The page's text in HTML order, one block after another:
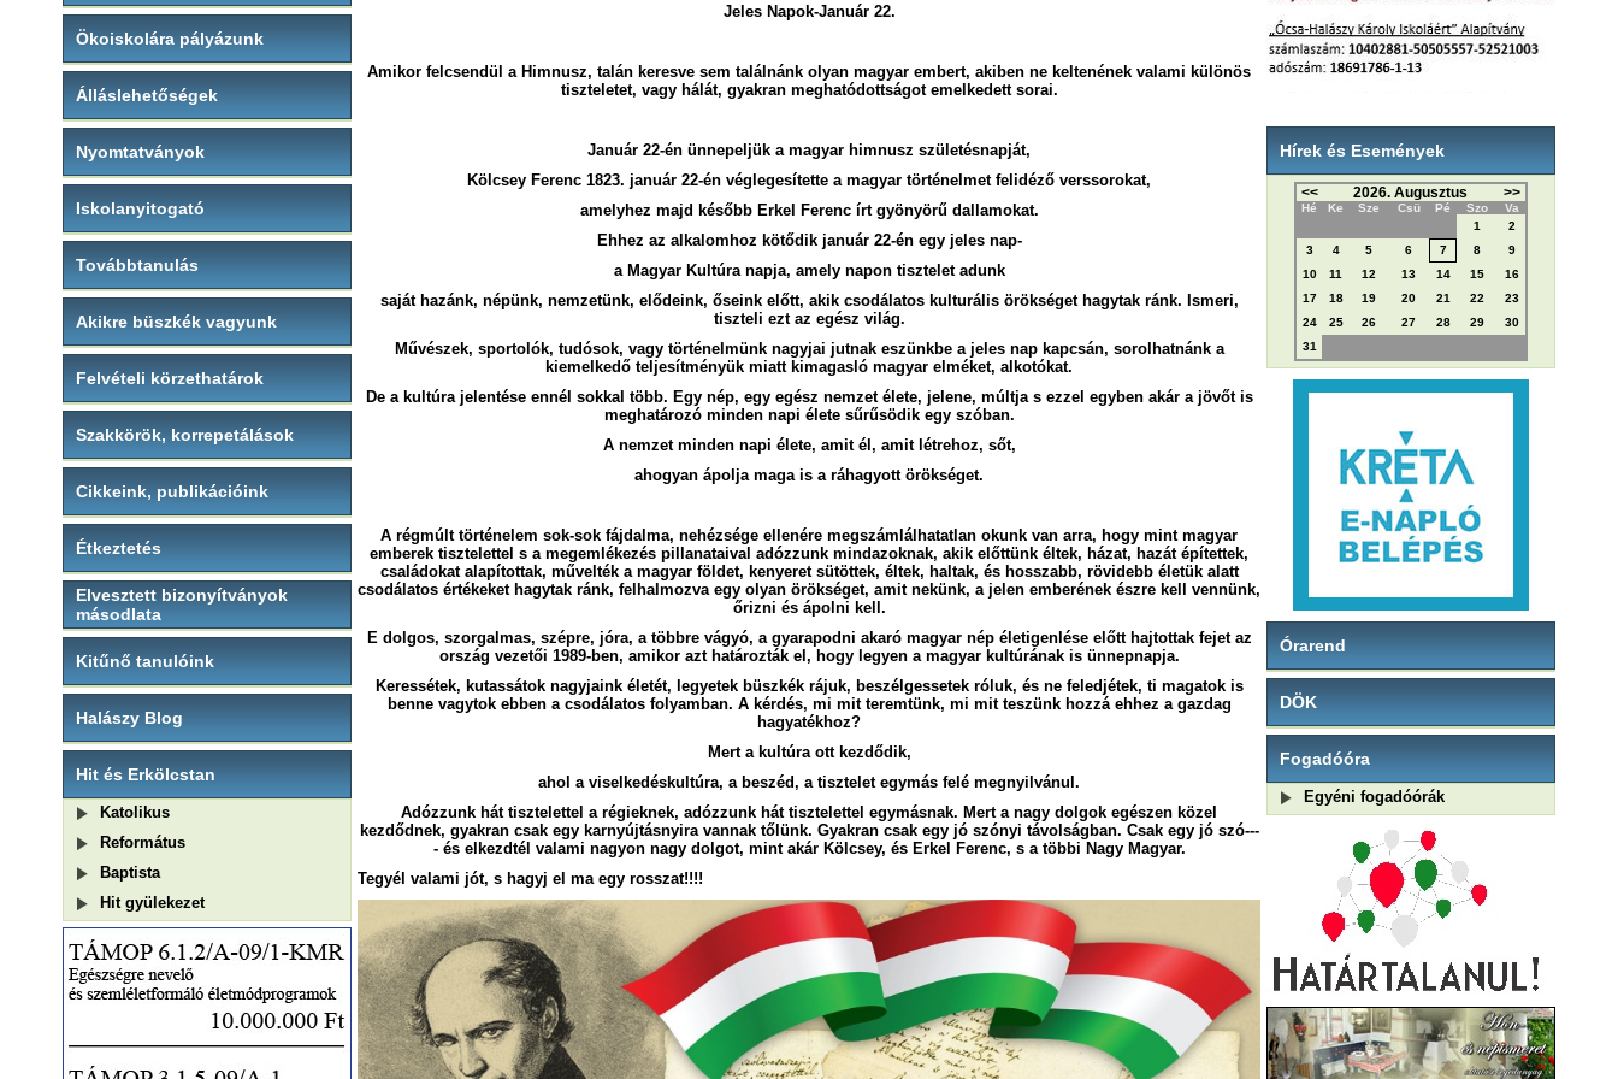
Ökoiskolára pályázunk
Álláslehetőségek
Nyomtatványok
Iskolanyitogató
Továbbtanulás
Akikre büszkék vagyunk
Felvételi körzethatárok
Szakkörök, korrepetálások
Cikkeink, publikációink
Étkeztetés
Elvesztett bizonyítványok
másodlata
Kitűnő tanulóink
Halászy Blog
Hit és Erkölcstan
Katolikus
Református
Baptista
Hit gyülekezet
Jeles Napok-Január 22.
Amikor felcsendül a Himnusz, talán keresve sem találnánk olyan magyar embert, akiben ne keltenének valami különös
tiszteletet, vagy hálát, gyakran meghatódottságot emelkedett sorai.
Január 22-én ünnepeljük a magyar himnusz születésnapját,
Kölcsey Ferenc 1823. január 22-én véglegesítette a magyar történelmet felidéző verssorokat,
amelyhez majd később Erkel Ferenc írt gyönyörű dallamokat.
Ehhez az alkalomhoz kötődik január 22-én egy jeles nap-
a Magyar Kultúra napja, amely napon tisztelet adunk
saját hazánk, népünk, nemzetünk, elődeink, őseink előtt, akik csodálatos kulturális örökséget hagytak ránk. Ismeri,
tiszteli ezt az egész világ.
Művészek, sportolók, tudósok, vagy történelmünk nagyjai jutnak eszünkbe a jeles nap kapcsán, sorolhatnánk a
kiemelkedő teljesítményük miatt kimagasló magyar elméket, alkotókat.
De a kultúra jelentése ennél sokkal több. Egy nép, egy egész nemzet élete, jelene, múltja s ezzel egyben akár a jövőt is
meghatározó minden napi élete sűrűsödik egy szóban.
A nemzet minden napi élete, amit él, amit létrehoz, sőt,
ahogyan ápolja maga is a ráhagyott örökséget.
A régmúlt történelem sok-sok fájdalma, nehézsége ellenére megszámlálhatatlan okunk van arra, hogy mint magyar
emberek tisztelettel s a megemlékezés pillanataival adózzunk mindazoknak, akik előttünk éltek, házat, hazát építettek,
családokat alapítottak, művelték a magyar földet, kenyeret sütöttek, éltek, haltak, és hosszabb, rövidebb életük alatt
csodálatos értékeket hagytak ránk, felhalmozva egy olyan örökséget, amit nekünk, a jelen emberének észre kell vennünk,
őrizni és ápolni kell.
E dolgos, szorgalmas, szépre, jóra, a többre vágyó, a gyarapodni akaró magyar nép életigenlése előtt hajtottak fejet az
ország vezetői 1989-ben, amikor azt határozták el, hogy legyen a magyar kultúrának is ünnepnapja.
Keressétek, kutassátok nagyjaink életét, legyetek büszkék rájuk, beszélgessetek róluk, és ne feledjétek, ti magatok is
benne vagytok ebben a csodálatos folyamban. A kérdés, mi mit teremtünk, mi mit teszünk hozzá ehhez a gazdag
hagyatékhoz?
Mert a kultúra ott kezdődik,
ahol a viselkedéskultúra, a beszéd, a tisztelet egymás felé megnyilvánul.
Adózzunk hát tisztelettel a régieknek, adózzunk hát tisztelettel egymásnak. Mert a nagy dolgok egészen közel
kezdődnek, gyakran csak egy karnyújtásnyira vannak tőlünk. Gyakran csak egy jó szónyi távolságban. Csak egy jó szó---
- és elkezdtél valami nagyon nagy dolgot, mint akár Kölcsey, és Erkel Ferenc, s a többi Nagy Magyar.
Tegyél valami jót, s hagyj el ma egy rosszat!!!!
Hírek és Események
<< 2026. Augusztus >>
Hé Ke Sze Csü Pé Szo
Va
1
2
3
4 5 6 7 8
9
10
11 12 13 14 15
16
17
18 19 20 21 22
23
24
25 26 27 28 29
30
31
Órarend
DÖK
Fogadóóra
Egyéni fogadóórák